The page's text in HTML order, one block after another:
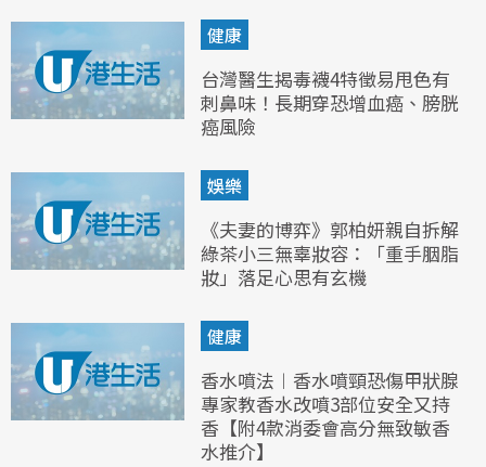
健康
台灣醫生揭毒襪4特徵易甩色有
刺鼻味！長期穿恐增血癌、膀胱
癌風險
娛樂
《夫妻的博弈》郭柏妍親自拆解
綠茶小三無辜妝容：「重手胭脂
妝」落足心思有玄機
健康
香水噴法︱香水噴頸恐傷甲狀腺
專家教香水改噴3部位安全又持
香【附4款消委會高分無致敏香
水推介】